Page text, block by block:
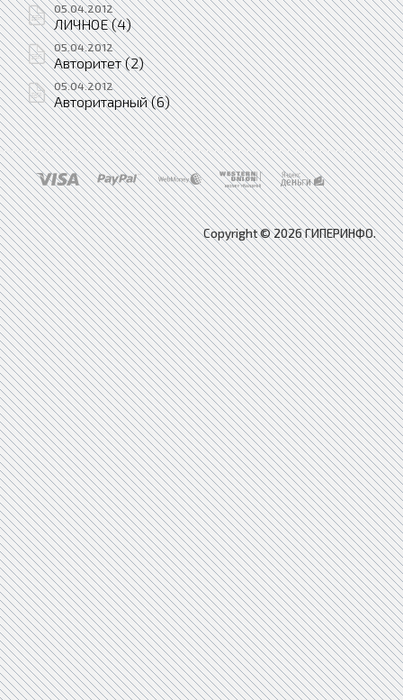
05.04.2012
ЛИЧНОЕ (4)
05.04.2012
Авторитет (2)
05.04.2012
Авторитарный (6)
Copyright © 2026 ГИПЕРИНФО.